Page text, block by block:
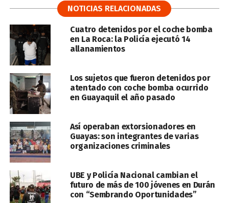
NOTICIAS RELACIONADAS
Cuatro detenidos por el coche bomba
en La Roca: la Policía ejecutó 14
allanamientos
Los sujetos que fueron detenidos por
atentado con coche bomba ocurrido
en Guayaquil el año pasado
Así operaban extorsionadores en
Guayas: son integrantes de varias
organizaciones criminales
UBE y Policía Nacional cambian el
futuro de más de 100 jóvenes en Durán
con “Sembrando Oportunidades”